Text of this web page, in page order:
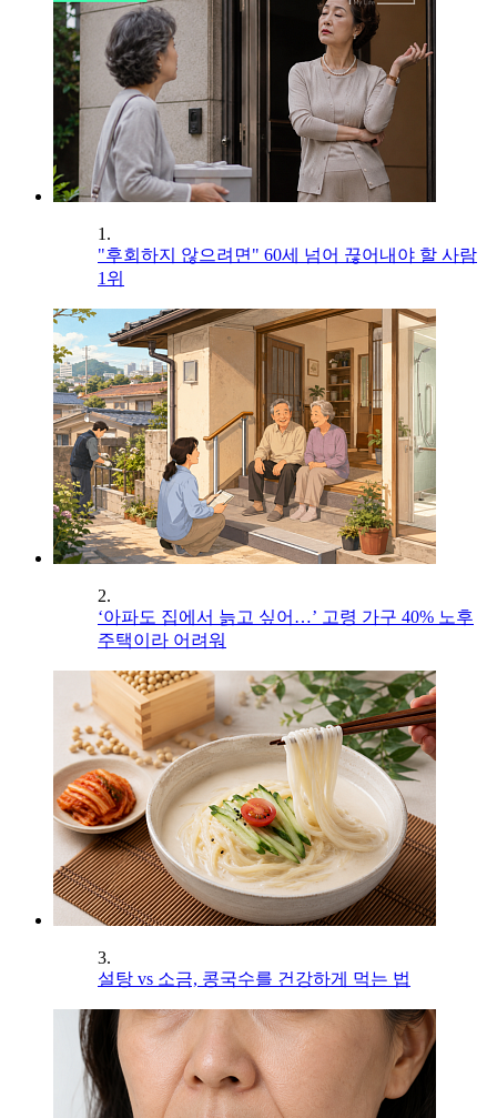
1.
"후회하지 않으려면" 60세 넘어 끊어내야 할 사람
1위
2.
‘아파도 집에서 늙고 싶어…’ 고령 가구 40% 노후
주택이라 어려워
3.
설탕 vs 소금, 콩국수를 건강하게 먹는 법